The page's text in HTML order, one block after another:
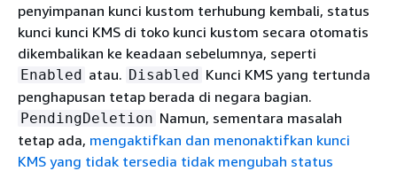
penyimpanan kunci kustom terhubung kembali, status
kunci kunci KMS di toko kunci kustom secara otomatis
dikembalikan ke keadaan sebelumnya, seperti
Enabled atau. Disabled Kunci KMS yang tertunda
penghapusan tetap berada di negara bagian.
PendingDeletion Namun, sementara masalah
tetap ada, mengaktifkan dan menonaktifkan kunci
KMS yang tidak tersedia tidak mengubah status